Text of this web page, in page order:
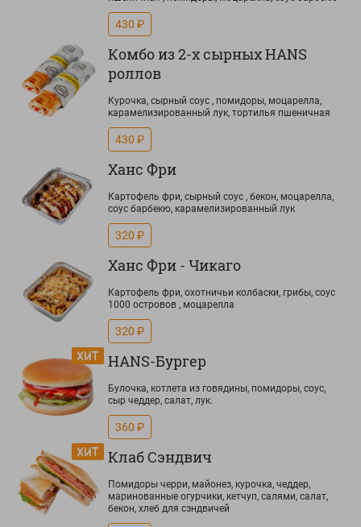
430 ₽
Комбо из 2-х сырных HANS
роллов
Курочка, сырный соус , помидоры, моцарелла,
карамелизированный лук, тортилья пшеничная
430 ₽
Ханс Фри
Картофель фри, сырный соус , бекон, моцарелла,
соус барбекю, карамелизированный лук
320 ₽
Ханс Фри - Чикаго
Картофель фри, охотничьи колбаски, грибы, соус
1000 островов , моцарелла
320 ₽
HANS-Бургер
Булочка, котлета из говядины, помидоры, соус,
сыр чеддер, салат, лук.
360 ₽
Клаб Сэндвич
Помидоры черри, майонез, курочка, чеддер,
маринованные огурчики, кетчуп, салями, салат,
бекон, хлеб для сэндвичей